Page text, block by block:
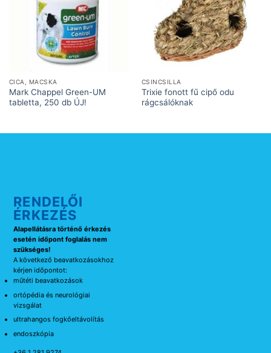
CICA, MACSKA
Mark Chappel Green-UM
tabletta, 250 db ÚJ!
CSINCSILLA
Trixie fonott fű cipő odu
rágcsálóknak
RENDELŐI
ÉRKEZÉS
Alapellátásra történő érkezés
esetén időpont foglalás nem
szükséges!
A következő beavatkozásokhoz
kérjen időpontot:
műtéti beavatkozások
ortópédia és neurológiai
vizsgálat
ultrahangos fogkőeltávolítás
endoszkópia